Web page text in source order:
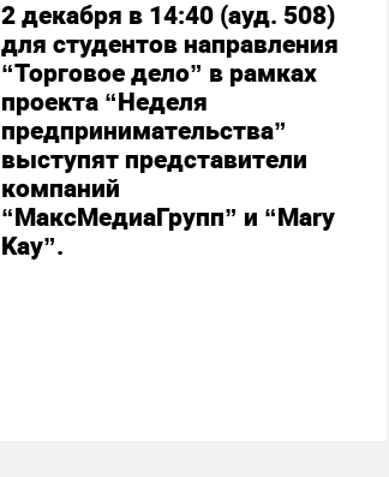
2 декабря в 14:40 (ауд. 508)
для студентов направления
“Торговое дело” в рамках
проекта “Неделя
предпринимательства”
выступят представители
компаний
“МаксМедиаГрупп” и “Mary
Kay”.